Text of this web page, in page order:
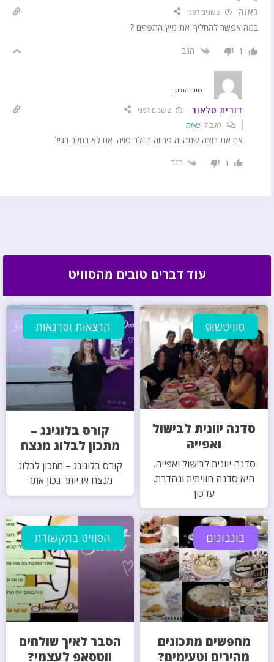
נאוה
במה אפשר להחליף את מיץ התפוזים ?
1 הגב
כותב המתכון
דורית טלאור
הגב ל נאוה
אם את רוצה שתהייה פרווה בחלב סויה. אם לא בחלב רגיל
1 הגב
עוד דברים טובים מהסוויט
סוויטשופ
סדנה יוונית לבישול
ואפייה
סדנה יוונית לבישול ואפייה,
היא סדנה חוויתית ונהדרת.
עדכון
הרצאות וסדנאות
קורס בלוגינג –
מתכון לבלוג מנצח
קורס בלוגינג – מתכון לבלוג
מנצח או יותר נכון אתר
בונבונים
מחפשים מתכונים
מהירים וטעימים?
הסוויט בתקשורת
הסבר לאיך שולחים
ווטסאפ לעצמי?